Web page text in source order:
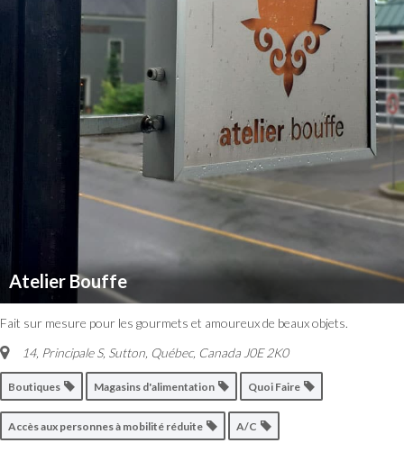
Atelier Bouffe
Fait sur mesure pour les gourmets et amoureux de beaux objets.
14, Principale S, Sutton, Québec, Canada J0E 2K0
Boutiques Magasins d'alimentation Quoi Faire
Accès aux personnes à mobilité réduite A/C